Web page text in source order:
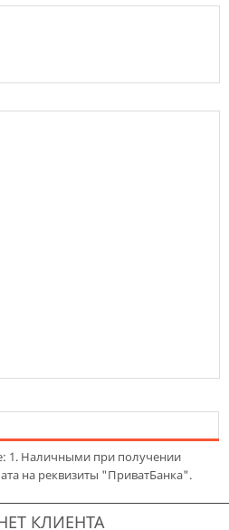
1. Наличными при получении
на реквизиты "ПриватБанка".
КЛИЕНТА